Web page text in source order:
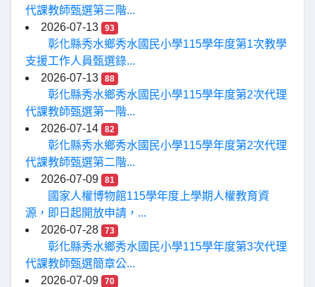
代課教師甄選第三階...
2026-07-13
93
彰化縣秀水鄉秀水國民小學115學年度第1次教學
支援工作人員甄選錄...
2026-07-13
88
彰化縣秀水鄉秀水國民小學115學年度第2次代理
代課教師甄選第一階...
2026-07-14
82
彰化縣秀水鄉秀水國民小學115學年度第2次代理
代課教師甄選第二階...
2026-07-09
81
國家人權博物館115學年度上學期人權教育資
源，即日起開放申請，...
2026-07-28
73
彰化縣秀水鄉秀水國民小學115學年度第3次代理
代課教師甄選簡章公...
2026-07-09
70